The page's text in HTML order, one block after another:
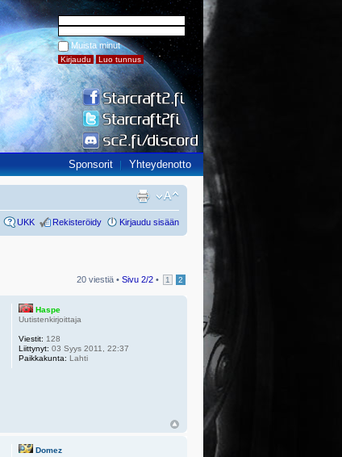
Muista minut
Sponsorit Yhteydenotto
UKK Rekisteröidy Kirjaudu sisään
20 viestiä • Sivu 2/2 • 1 2
Haspe
Uutistenkirjoittaja
Viestit: 128
Liittynyt: 03 Syys 2011, 22:37
Paikkakunta: Lahti
Domez